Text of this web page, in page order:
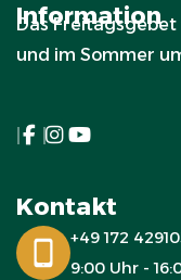
Information
Das
und im Sommer
Kontakt
+49 172
9:00 Uhr -